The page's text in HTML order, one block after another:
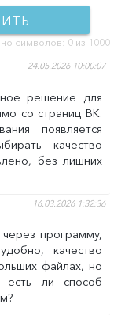
символов: 0 из 1000
24.05.2026 10:00:07
решение для
со страниц ВК.
появляется
качество
без лишних
16.03.2026 1:32:36
программу,
качество
файлах, но
есть ли способ